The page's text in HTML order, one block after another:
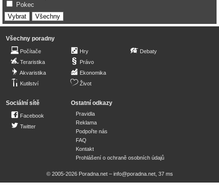
Pokec
Všechny poradny
Počítače
Teraristika
Akvaristika
Kutilství
Hry
Právo
Ekonomika
Život
Debaty
Sociální sítě
Facebook
Twitter
Ostatní odkazy
Pravidla
Reklama
Podpořte nás
FAQ
Kontakt
Prohlášení o ochraně osobních údajů
© 2005-2026 Poradna.net – info@poradna.net, 37 ms